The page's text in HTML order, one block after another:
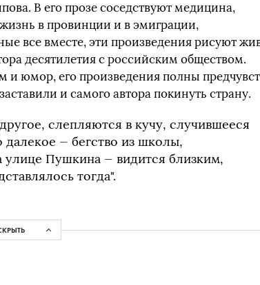
В его прозе соседствуют медицина,
в провинции и в эмиграции,
все вместе, эти произведения рисуют
десятилетия с российским обществом.
юмор, его произведения полны
и самого автора покинуть страну.
слепляются в кучу, случившееся
— бегство из школы,
улице Пушкина — видится близким,
тогда".